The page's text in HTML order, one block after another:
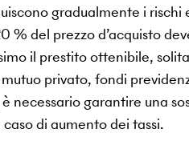
gradualmente i rischi
% del prezzo d’acquisto
il prestito ottenibile,
privato, fondi
necessario garantire una
di aumento dei tassi.